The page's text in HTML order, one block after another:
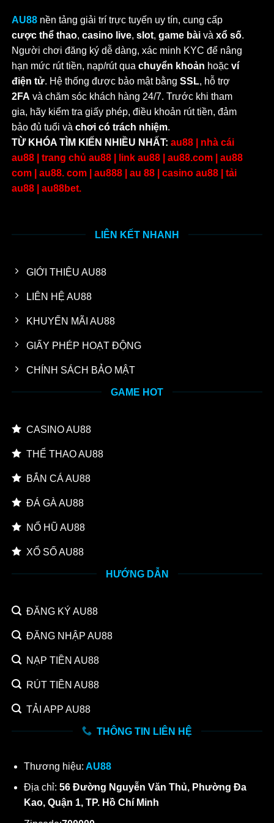
AU88nền tảng giải trí trực tuyến uy tín, cung cấp
cược thể thao, casino live, slot, game bàivà xổ số.
Người chơi đăng ký dễ dàng, xác minh KYC để nâng
hạn mức rút tiền, nạp/rút qua chuyển khoản hoặc ví
điện tử. Hệ thống được bảo mật bằng SSL, hỗ trợ
2FA và chăm sóc khách hàng 24/7. Trước khi tham
gia, hãy kiểm tra giấy phép, điều khoản rút tiền, đảm
bảo đủ tuổi và chơi có trách nhiệm.
TỪ KHÓA TÌM KIẾN NHIỀU NHẤT: au88 | nhà cái
au88 | trang chủ au88 | link au88 | au88.com | au88
com | au88. com | au888 | au 88 | casino au88 | tải
au88 | au88bet.
LIÊN KẾT NHANH
GIỚI THIỆU AU88
LIÊN HỆ AU88
KHUYẾN MÃI AU88
GIẤY PHÉP HOẠT ĐỘNG
CHÍNH SÁCH BẢO MẬT
GAME HOT
CASINO AU88
THỂ THAO AU88
BẮN CÁ AU88
ĐÁ GÀ AU88
NỔ HŨ AU88
XỔ SỐ AU88
HƯỚNG DẪN
ĐĂNG KÝ AU88
ĐĂNG NHẬP AU88
NẠP TIỀN AU88
RÚT TIỀN AU88
TẢI APP AU88
THÔNG TIN LIÊN HỆ
Thương hiệu: AU88
Địa chỉ:56 Đường Nguyễn Văn Thủ, Phường Đa
Kao, Quận 1, TP. Hồ Chí Minh